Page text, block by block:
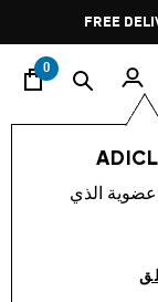
FREE
0
عضوية الذي
إكسسوارات